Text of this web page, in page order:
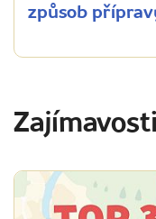
způsob
Zajímavosti